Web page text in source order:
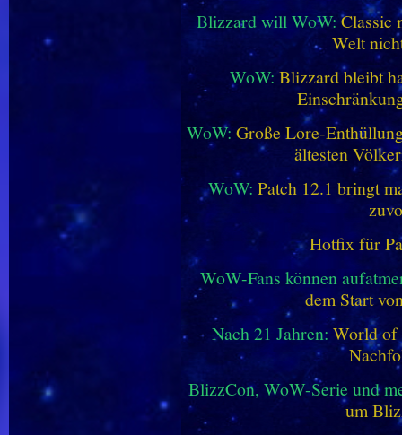
Blizzard will WoW: Classic
Welt
WoW: Blizzard bleibt
WoW: Große Lore-
ältesten
WoW: Patch 12.1 bringt
Hotfix für
WoW-Fans können
dem Start
Nach 21 Jahren: World of
BlizzCon, WoW-Serie und
um